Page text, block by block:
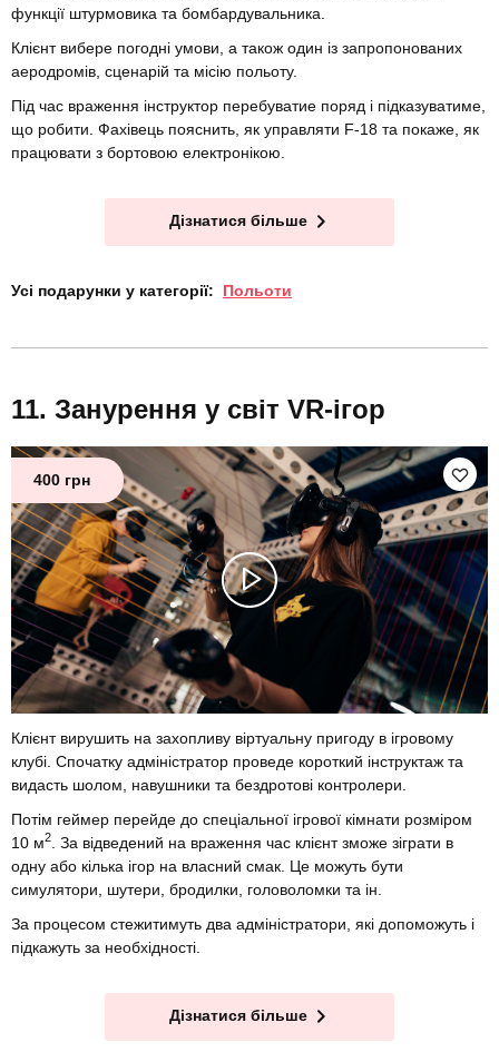
функції штурмовика та бомбардувальника.
Клієнт вибере погодні умови, а також один із запропонованих
аеродромів, сценарій та місію польоту.
Під час враження інструктор перебуватие поряд і підказуватиме,
що робити. Фахівець пояснить, як управляти F-18 та покаже, як
працювати з бортовою електронікою.
Дізнатися більше
Усі подарунки у категорії: Польоти
Занурення у світ VR-ігор
400 грн
Клієнт вирушить на захопливу віртуальну пригоду в ігровому
клубі. Спочатку адміністратор проведе короткий інструктаж та
видасть шолом, навушники та бездротові контролери.
Потім геймер перейде до спеціальної ігрової кімнати розміром
10 м2
. За відведений на враження час клієнт зможе зіграти в
одну або кілька ігор на власний смак. Це можуть бути
симулятори, шутери, бродилки, головоломки та ін.
За процесом стежитимуть два адміністратори, які допоможуть і
підкажуть за необхідності.
Дізнатися більше